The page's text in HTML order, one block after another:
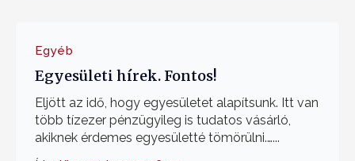
Egyéb
Egyesületi hírek. Fontos!
Eljött az idő, hogy egyesületet alapítsunk. Itt van
több tízezer pénzügyileg is tudatos vásárló,
akiknek érdemes egyesületté tömörülni.…...